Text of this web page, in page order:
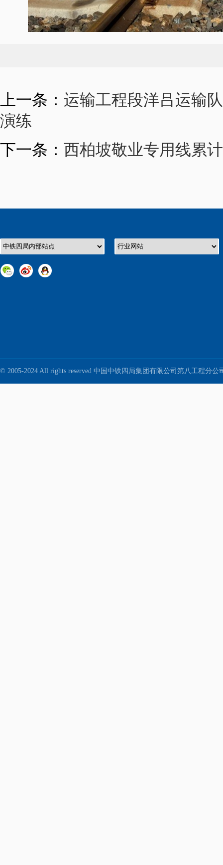
上一条： 运输工程段洋吕运输
演练
下一条： 西柏坡敬业专用线累
© 2005-2024 All rights reserved 中国中铁四局集团有限公司第八工程分